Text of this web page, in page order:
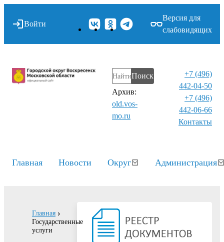
Войти
Версия для
слабовидящих
Поиск
Архив:
old.vos-
mo.ru
+7 (496)
442-04-50
+7 (496)
442-06-66
Контакты⁠
Главная Новости Округ Администрация
Главная
Государственные
услуги